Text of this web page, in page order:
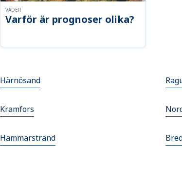
Varför är prognoser olika?
VÄDER
Härnösand
Kramfors
Hammarstrand